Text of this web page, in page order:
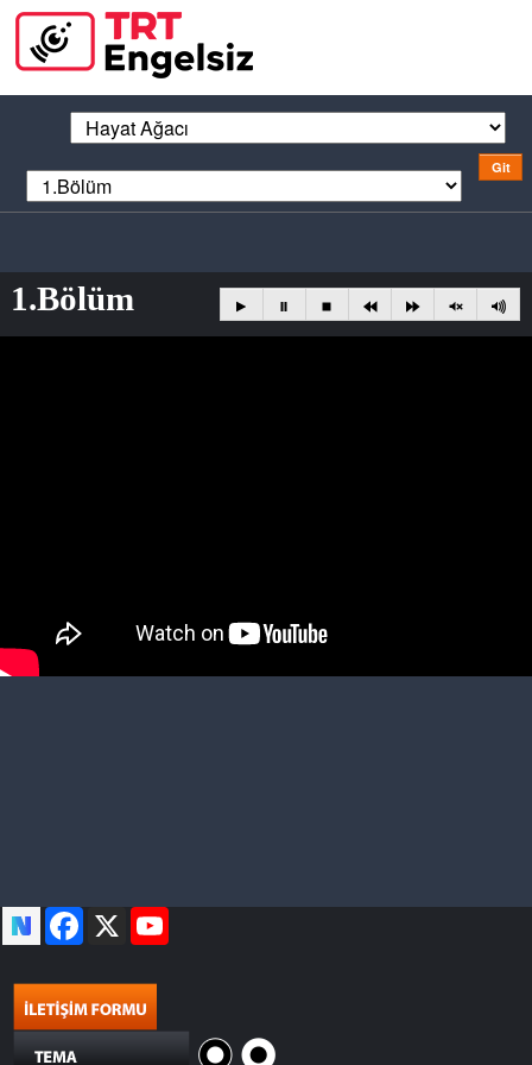
1.Bölüm
Facebook
X YouTube